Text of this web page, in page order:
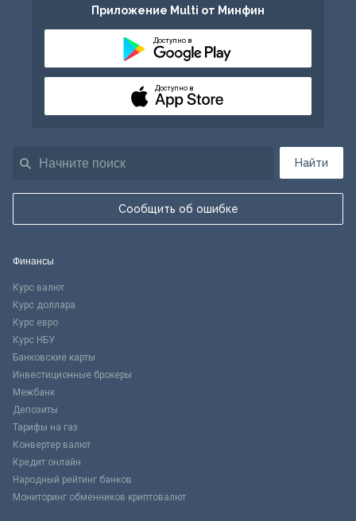
Найти
Сообщить об ошибке
Приложение Multi от Минфин
Доступно в
Доступно в
Финансы
Курс валют
Курс доллара
Курс евро
Курс НБУ
Банковские карты
Инвестиционные брокеры
Межбанк
Депозиты
Тарифы на газ
Конвертер валют
Кредит онлайн
Народный рейтинг банков
Мониторинг обменников криптовалют